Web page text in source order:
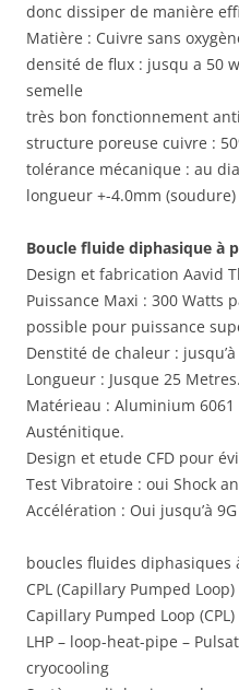
donc dissiper de manière
Matière : Cuivre sans
densité de flux : jusqu a 50
semelle
très bon fonctionnement
structure poreuse cuivre :
tolérance mécanique : au
longueur +-4.0mm (soudure)
Boucle fluide diphasique à
Design et fabrication Aavid
Puissance Maxi : 300 Watts
possible pour puissance
Denstité de chaleur : jusqu’à
Longueur : Jusque 25 Metres.
Matérieau : Aluminium
Austénitique.
Design et etude CFD pour
Test Vibratoire : oui Shock
Accélération : Oui jusqu’à 9G
boucles fluides diphasiques
CPL (Capillary Pumped Loop)
Capillary Pumped Loop (CPL)
LHP – loop-heat-pipe –
cryocooling